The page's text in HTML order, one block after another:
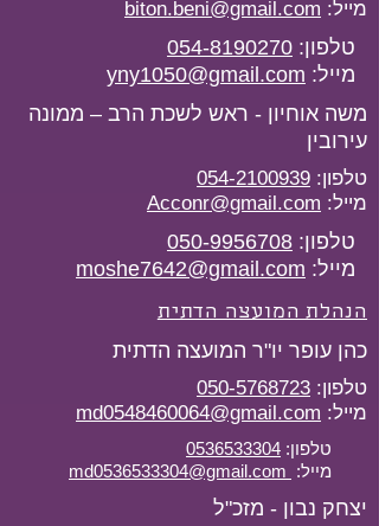
מייל: biton.beni@gmail.com
טלפון: 054-8190270
מייל: yny1050@gmail.com
משה אוחיון - ראש לשכת הרב – ממונה
עירובין
טלפון: 054-2100939
מייל: Acconr@gmail.com
טלפון: 050-9956708
מייל: moshe7642@gmail.com
הנהלת המועצה הדתית
כהן עופר יו"ר המועצה הדתית
טלפון: 050-5768723
מייל: md0548460064@gmail.com
טלפון: 0536533304
מייל:
יצחק נבון - מזכ"ל